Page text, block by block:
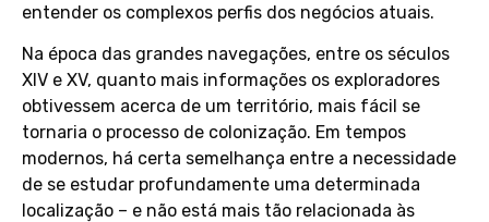
entender os complexos perfis dos negócios atuais.
Na época das grandes navegações, entre os séculos
XIV e XV, quanto mais informações os exploradores
obtivessem acerca de um território, mais fácil se
tornaria o processo de colonização. Em tempos
modernos, há certa semelhança entre a necessidade
de se estudar profundamente uma determinada
localização – e não está mais tão relacionada às